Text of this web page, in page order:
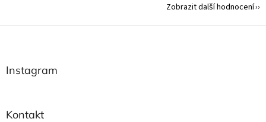
Zobrazit další hodnocení
Z
Instagram
Kontakt